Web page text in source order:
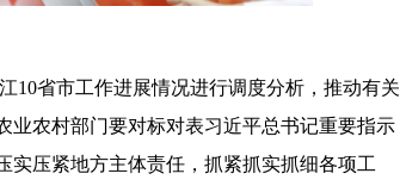
10省市工作进展情况进行调度分析，推动有关
业农村部门要对标对表习近平总书记重要指示
实压紧地方主体责任，抓紧抓实抓细各项工